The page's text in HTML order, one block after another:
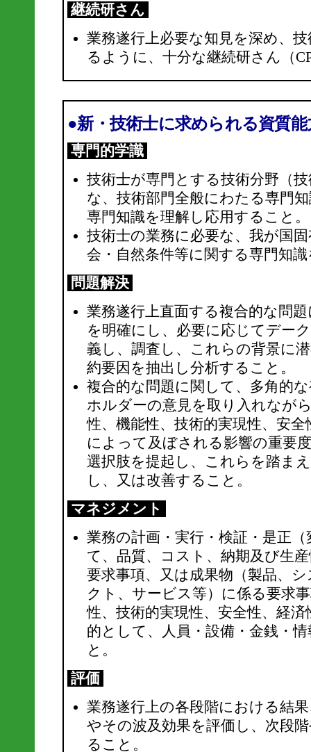
継続研さん
業務遂行上必要な知見を深め、
るように、十分な継続研さん（
●新・技術士に求められる資質
専門的学識
技術士が専門とする技術分野（
な、技術部門全般にわたる専門
専門知識を理解し応用すること。
技術士の業務に必要な、我が国
会・自然条件等に関する専門知
問題解決
業務遂行上直面する複合的な問
を明確にし、必要に応じてデー
義し、調査し、これらの背景に
約要因を抽出し分析すること。
複合的な問題に関して、多角的
ホルダーの意見を取り入れなが
性、機能性、技術的実現性、安
によって及ぼされる影響の重要
選択肢を提起し、これらを踏ま
し、又は改善すること。
マネジメント
業務の計画・実行・検証・是正
て、品質、コスト、納期及び生
要求事項、又は成果物（製品、
クト、サービス等）に係る要求
性、技術的実現性、安全性、経
的として、人員・設備・金銭・
と。
評価
業務遂行上の各段階における結
やその波及効果を評価し、次段
ること。